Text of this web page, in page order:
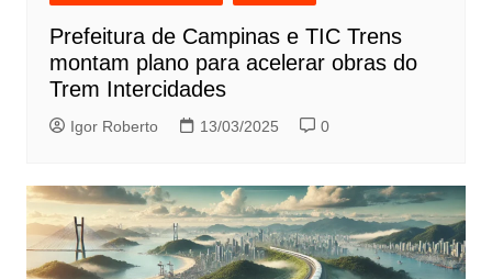
Prefeitura de Campinas e TIC Trens
montam plano para acelerar obras do
Trem Intercidades
Igor Roberto 13/03/2025 0